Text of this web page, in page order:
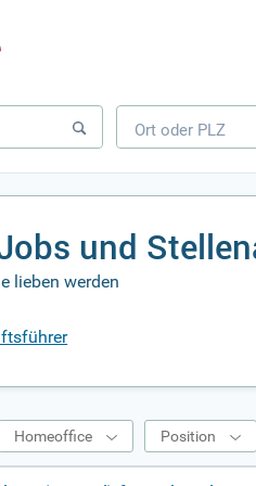
und
lieben werden
Homeoffice Position